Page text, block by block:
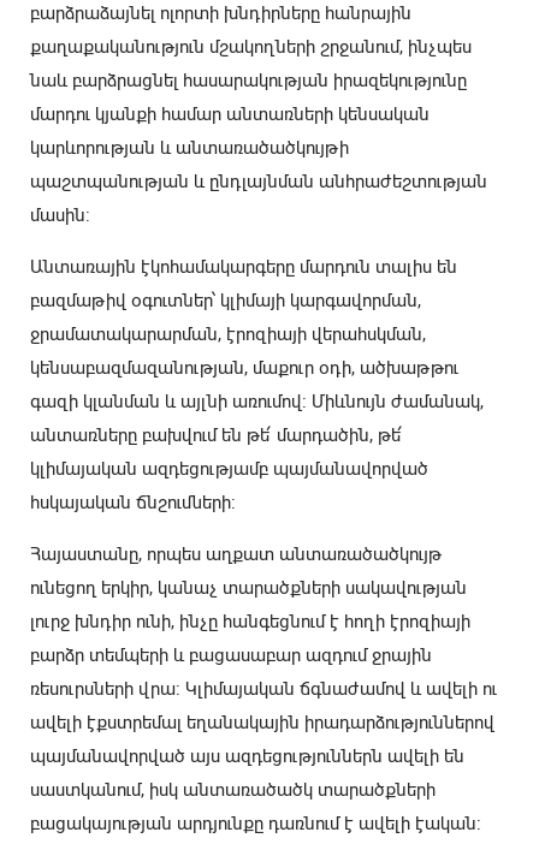
բարձրաձայնել ոլորտի խնդիրները հանրային
քաղաքականություն մշակողների շրջանում, ինչպես
նաև բարձրացնել հասարակության իրազեկությունը
մարդու կյանքի համար անտառների կենսական
կարևորության և անտառածածկույթի
պաշտպանության և ընդլայնման անհրաժեշտության
մասին:
Անտառային էկոհամակարգերը մարդուն տալիս են
բազմաթիվ օգուտներ՝ կլիմայի կարգավորման,
ջրամատակարարման, էրոզիայի վերահսկման,
կենսաբազմազանության, մաքուր օդի, ածխաթթու
գազի կլանման և այլնի առումով: Միևնույն ժամանակ,
անտառները բախվում են թե՛ մարդածին, թե՛
կլիմայական ազդեցությամբ պայմանավորված
հսկայական ճնշումների:
Հայաստանը, որպես աղքատ անտառածածկույթ
ունեցող երկիր, կանաչ տարածքների սակավության
լուրջ խնդիր ունի, ինչը հանգեցնում է հողի էրոզիայի
բարձր տեմպերի և բացասաբար ազդում ջրային
ռեսուրսների վրա: Կլիմայական ճգնաժամով և ավելի ու
ավելի էքստրեմալ եղանակային իրադարձություններով
պայմանավորված այս ազդեցություններն ավելի են
սաստկանում, իսկ անտառածածկ տարածքների
բացակայության արդյունքը դառնում է ավելի էական: